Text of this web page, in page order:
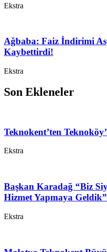
Ekstra
Ağbaba: Faiz İndirimi
Kaybettirdi!
Ekstra
Son Ekleneler
Teknokent’ten
Ekstra
Başkan Karadağ “Biz
Hizmet Yapmaya Geldik”
Ekstra